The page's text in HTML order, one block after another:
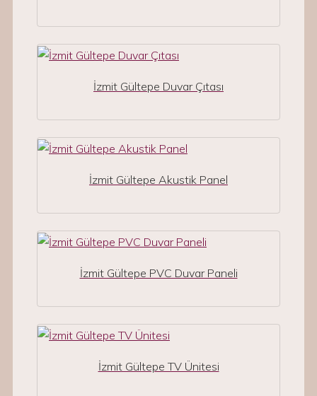
İzmit Gültepe Duvar Çıtası
İzmit Gültepe Akustik Panel
İzmit Gültepe PVC Duvar Paneli
İzmit Gültepe TV Ünitesi